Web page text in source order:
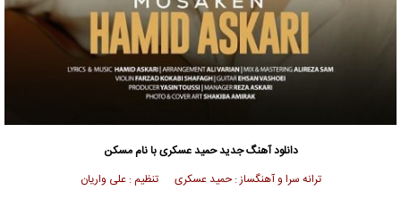
دانلود آهنگ جدیدحمید عسکریبا نام مسکن
ترانه سرا و آهنگساز : حمید عسکری تنظیم : علی واریان